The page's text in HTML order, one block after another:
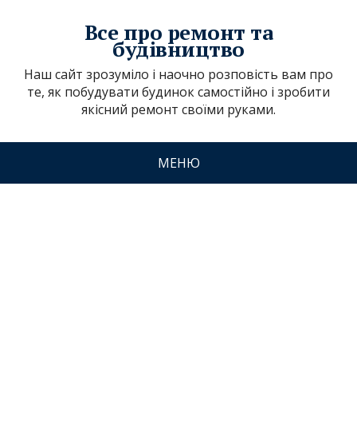
Все про ремонт та
будівництво
Наш сайт зрозуміло і наочно розповість вам про
те, як побудувати будинок самостійно і зробити
якісний ремонт своїми руками.
МЕНЮ